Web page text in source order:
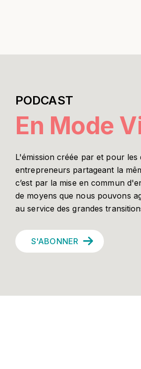
PODCAST
En Mode
L'émission créée par et pour les
entrepreneurs partageant la
c’est par la mise en commun
de moyens que nous pouvons
au service des grandes
S'ABONNER